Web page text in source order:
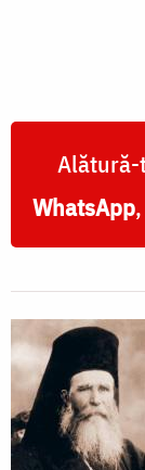
Alătură-
WhatsApp,